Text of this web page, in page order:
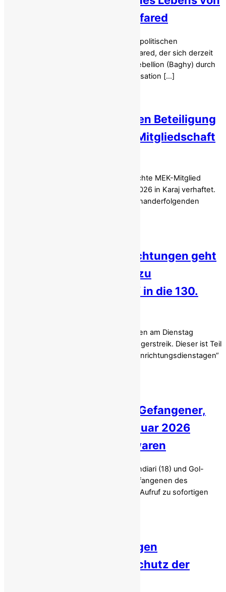
Amir Hassan Akbari-Monfared
Die Justiz des Klerikerregimes hat den politischen
Gefangenen Amir Hassan Akbari-Monfared, der sich derzeit
im Evin-Gefängnis befindet, wegen „Rebellion (Baghy) durch
Kontakt mit der Volksmojahedin-Organisation […]
Iran: Mehdi Khanaki wegen Beteiligung
am Januaraufstand und Mitgliedschaft
Das seit dem Aufstand im Januar gesuchte MEK-Mitglied
Mehdi Khanaki wurde am 10. Februar 2026 in Karaj verhaftet.
Frau Maryam Rajavi verurteilte die aufeinanderfolgenden
Iran: Protest gegen Hinrichtungen geht
mit der Kampagne „Nein zu
Hinrichtungsdienstagen“ in die 130.
In 59 Einrichtungen im ganzen Iran traten am Dienstag
Gefangene in ihren wöchentlichen Hungerstreik. Dieser ist Teil
der langjährigen Kampagne „Nein zu Hinrichtungsdienstagen“
Iran: Hinrichtung zweier Gefangener,
die beim Aufstand im Januar 2026
festgenommen worden waren
ran: Brutale Hinrichtung von Erfan Esfandiari (18) und Gol-
Mohammad Mohammadi (24), zwei Gefangenen des
Aufstands vom Januar 2026 in Isfahan Aufruf zu sofortigen
Iran: Exekutionswelle gegen
Dissidenten unter dem Schutz der